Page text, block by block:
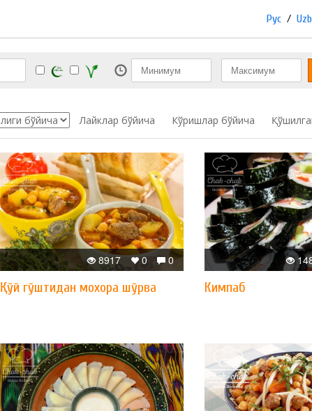
Рус / Uzb
Лайклар бўйича Кўришлар бўйича
0
0
8917
Қўй гўштидан мохора шўрва Кимпаб